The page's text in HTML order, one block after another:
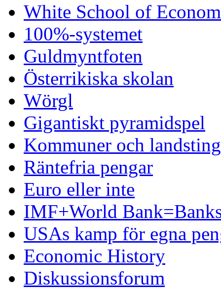
White School of
100%-systemet
Guldmyntfoten
Österrikiska skolan
Wörgl
Gigantiskt pyramidspel
Kommuner och
Räntefria pengar
Euro eller inte
IMF+World
USAs kamp för egna
Economic History
Diskussionsforum